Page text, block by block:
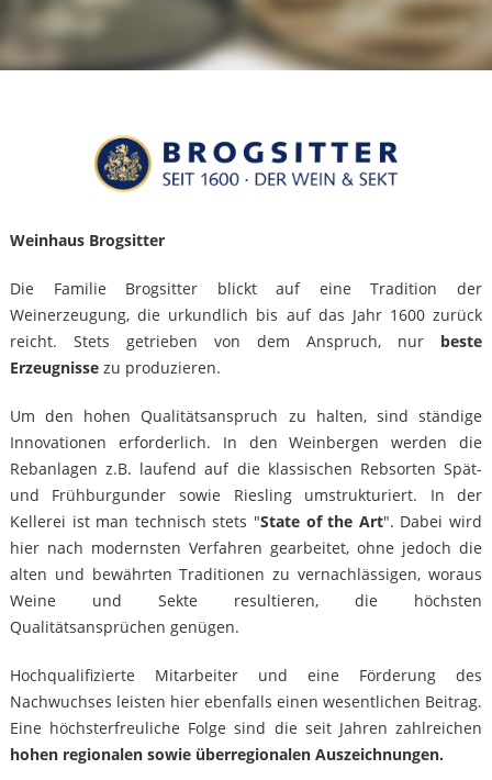
Weinhaus Brogsitter
Die Familie Brogsitter blickt auf eine Tradition der
Weinerzeugung, die urkundlich bis auf das Jahr 1600 zurück
reicht. Stets getrieben von dem Anspruch, nur beste
Erzeugnissezu produzieren.
Um den hohen Qualitätsanspruch zu halten, sind ständige
Innovationen erforderlich. In den Weinbergen werden die
Rebanlagen z.B. laufend auf die klassischen Rebsorten Spät-
und Frühburgunder sowie Riesling umstrukturiert. In der
Kellerei ist man technisch stets "State of the Art". Dabei wird
hier nach modernsten Verfahren gearbeitet, ohne jedoch die
alten und bewährten Traditionen zu vernachlässigen, woraus
Weine und Sekte resultieren, die höchsten
Qualitätsansprüchen genügen.
Hochqualifizierte Mitarbeiter und eine Förderung des
Nachwuchses leisten hier ebenfalls einen wesentlichen Beitrag.
Eine höchsterfreuliche Folge sind die seit Jahren zahlreichen
hohen regionalen sowie überregionalen Auszeichnungen.